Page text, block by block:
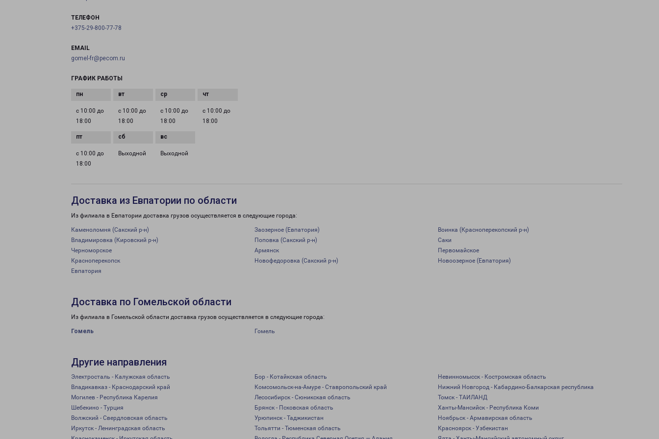
ТЕЛЕФОН
+375-29-800-77-78
EMAIL
gomel-fr@pecom.ru
ГРАФИК РАБОТЫ
с 10:00 до
18:00
с 10:00 до
18:00
с 10:00 до
18:00
с 10:00 до
18:00
с 10:00 до
18:00
Выходной Выходной
Доставка из Евпатории по области
Из филиала в Евпатории доставка грузов осуществляется в следующие города:
Каменоломня (Сакский р-н) Заозерное (Евпатория)
Воинка (Красноперекопский р-н)
Владимировка (Кировский р-н)
Поповка (Сакский р-н)
Саки
Черноморское
Армянск
Первомайское
Красноперекопск
Новофедоровка (Сакский р-н)
Новоозерное (Евпатория)
Евпатория
Доставка по Гомельской области
Из филиала в Гомельской области доставка грузов осуществляется в следующие города:
Гомель Гомель
Другие направления
Электросталь - Калужская область Бор - Котайкская область
Невинномысск - Костромская область
Владикавказ - Краснодарский край
Комсомольск-на-Амуре - Ставропольский край
Нижний Новгород - Кабардино-Балкарская республика
Могилев - Республика Карелия
Лесосибирск - Сюникская область
Томск - ТАИЛАНД
Шебекино - Турция
Брянск - Псковская область
Ханты-Мансийск - Республика Коми
Волжский - Свердловская область
Урюпинск - Таджикистан
Ноябрьск - Армавирская область
Иркутск - Ленинградская область
Тольятти - Тюменская область
Красноярск - Узбекистан